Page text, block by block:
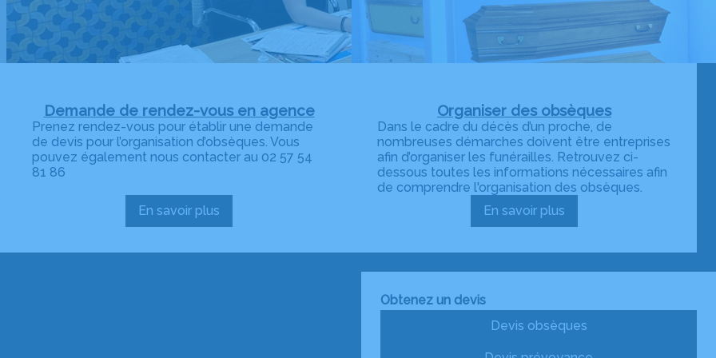
Demande de rendez-vous en agence
Prenez rendez-vous pour établir une demande
de devis pour l’organisation d’obsèques. Vous
pouvez également nous contacter au 02 57 54
81 86
En savoir plus
:
Organiser des obsèques
Dans le cadre du décès d’un proche, de
nombreuses démarches doivent être entreprises
afin d’organiser les funérailles. Retrouvez ci-
dessous toutes les informations nécessaires afin
de comprendre l'organisation des obsèques.
En savoir plus
:
Obtenez un devis
Devis obsèques